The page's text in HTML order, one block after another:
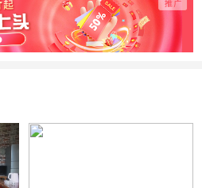
音